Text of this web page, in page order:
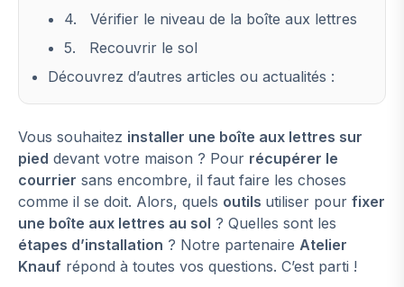
4. Vérifier le niveau de la boîte aux lettres
5. Recouvrir le sol
Découvrez d’autres articles ou actualités :
Vous souhaitez installer une boîte aux lettres sur
pied devant votre maison ? Pour récupérer le
courrier sans encombre, il faut faire les choses
comme il se doit. Alors, quels outils utiliser pour fixer
une boîte aux lettres au sol ? Quelles sont les
étapes d’installation ? Notre partenaire Atelier
Knauf répond à toutes vos questions. C’est parti !